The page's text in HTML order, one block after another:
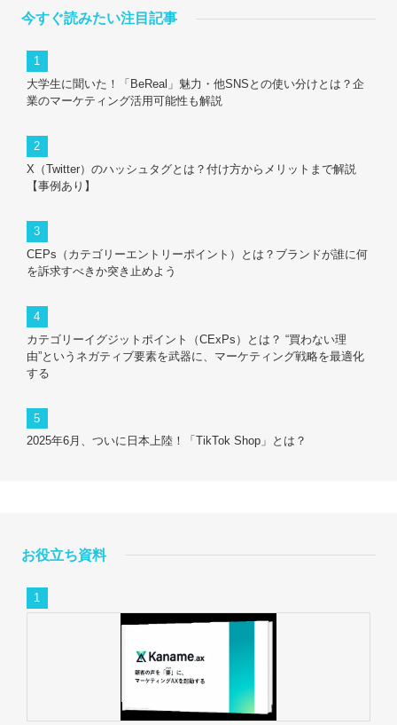
今すぐ読みたい注目記事
大学生に聞いた！「BeReal」魅力・他SNSとの使い分けとは？企
業のマーケティング活用可能性も解説
X（Twitter）のハッシュタグとは？付け方からメリットまで解説
【事例あり】
CEPs（カテゴリーエントリーポイント）とは？ブランドが誰に何
を訴求すべきか突き止めよう
カテゴリーイグジットポイント（CExPs）とは？ “買わない理
由”というネガティブ要素を武器に、マーケティング戦略を最適化
する
2025年6月、ついに日本上陸！「TikTok Shop」とは？
お役立ち資料